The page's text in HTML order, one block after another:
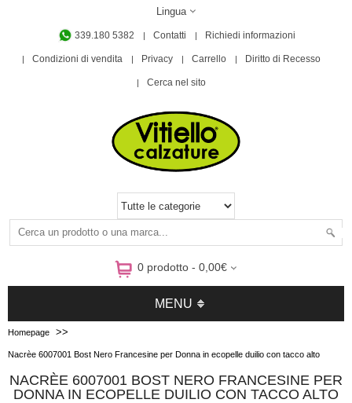
Lingua
339.180 5382 Contatti Richiedi informazioni
Condizioni di vendita Privacy Carrello Diritto di Recesso
Cerca nel sito
0 prodotto - 0,00€
MENU
Homepage >>
Nacrèe 6007001 Bost Nero Francesine per Donna in ecopelle duilio con tacco alto
NACRÈE 6007001 BOST NERO FRANCESINE PER
DONNA IN ECOPELLE DUILIO CON TACCO ALTO